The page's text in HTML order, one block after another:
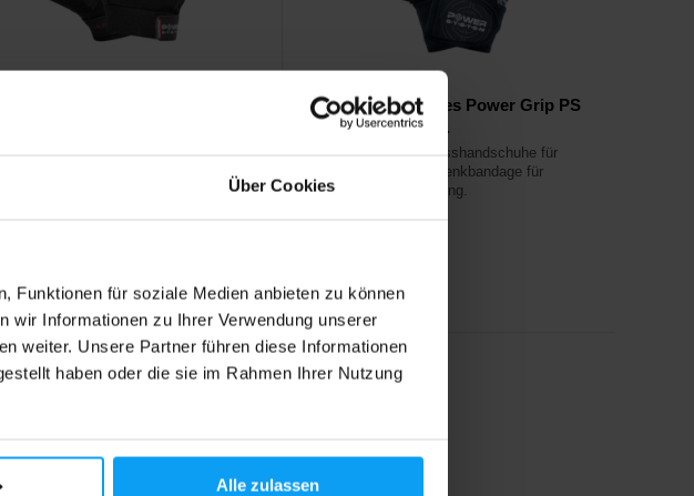
Über Cookies
Funktionen für soziale Medien anbieten zu können
wir Informationen zu Ihrer Verwendung unserer
weiter. Unsere Partner führen diese Informationen
haben oder die sie im Rahmen Ihrer Nutzung
Alle zulassen
Fitnesshandschuhe für
Lager
Wrist Wrap Gloves Power Grip PS
2800 1 Paar - sc...
Professionelle Fitnesshandschuhe für
Männer mit Handgelenkbandage für
intensives Krafttraining.
10,49
Auf Lager